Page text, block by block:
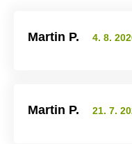
Martin P. 4. 8.
Martin P. 21. 7.